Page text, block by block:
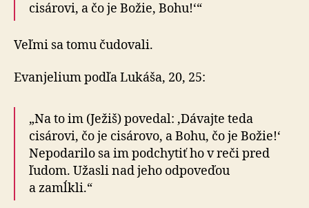
cisárovi, a čo je Božie, Bohu!‘“
Veľmi sa tomu čudovali.
Evanjelium podľa Lukáša, 20, 25:
„Na to im (Ježiš) povedal: ‚Dávajte teda
cisárovi, čo je cisárovo, a Bohu, čo je Božie!‘
Nepodarilo sa im podchytiť ho v reči pred
ľudom. Užasli nad jeho odpoveďou
a zamĺkli.“